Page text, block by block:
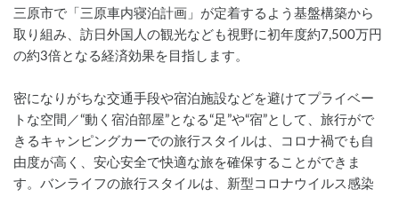
三原市で「三原車内寝泊計画」が定着するよう基盤構築から
取り組み、訪日外国人の観光なども視野に初年度約7,500万円
の約3倍となる経済効果を目指します。
密になりがちな交通手段や宿泊施設などを避けてプライベー
トな空間／“動く宿泊部屋”となる“足”や“宿”として、旅行がで
きるキャンピングカーでの旅行スタイルは、コロナ禍でも自
由度が高く、安心安全で快適な旅を確保することができま
す。バンライフの旅行スタイルは、新型コロナウイルス感染